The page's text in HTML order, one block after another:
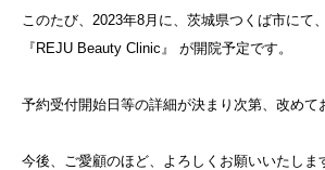
このたび、2023年8月に、茨城県つくば市にて
『REJU Beauty Clinic』 が開院予定です。
予約受付開始日等の詳細が決まり次第、改めて
今後、ご愛顧のほど、よろしくお願いいたしま